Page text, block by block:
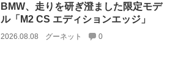
BMW、走りを研ぎ澄ました限定モデ
ル「M2 CS エディションエッジ」
2026.08.08 グーネット 0